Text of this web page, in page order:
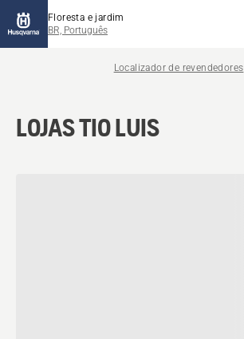
Floresta e jardim
BR, Português
Localizador de revendedores
LOJAS TIO LUIS